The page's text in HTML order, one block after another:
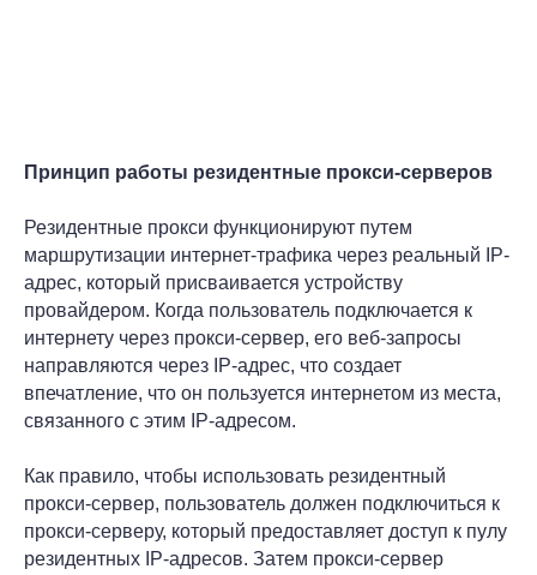
Принцип работы резидентные прокси-серверов
Резидентные прокси функционируют путем
маршрутизации интернет-трафика через реальный IP-
адрес, который присваивается устройству
провайдером. Когда пользователь подключается к
интернету через прокси-сервер, его веб-запросы
направляются через IP-адрес, что создает
впечатление, что он пользуется интернетом из места,
связанного с этим IP-адресом.
Как правило, чтобы использовать резидентный
прокси-сервер, пользователь должен подключиться к
прокси-серверу, который предоставляет доступ к пулу
резидентных IP-адресов. Затем прокси-сервер